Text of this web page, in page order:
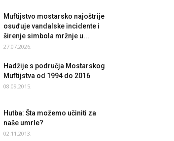
Muftijstvo mostarsko najoštrije
osuđuje vandalske incidente i
širenje simbola mržnje u...
27.07.2026.
Hadžije s područja Mostarskog
Muftijstva od 1994 do 2016
08.09.2015.
Hutba: Šta možemo učiniti za
naše umrle?
02.11.2013.